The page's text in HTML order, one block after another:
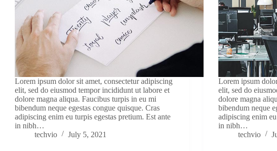
Lorem ipsum dolor sit amet, consectetur adipiscing
elit, sed do eiusmod tempor incididunt ut labore et
dolore magna aliqua. Faucibus turpis in eu mi
bibendum neque egestas congue quisque. Cras
adipiscing enim eu turpis egestas pretium. Est ante
in nibh…
techvio
July 5, 2021
Lorem ipsum
elit, sed do
dolore magna
bibendum neque
adipiscing enim
in nibh…
techvio